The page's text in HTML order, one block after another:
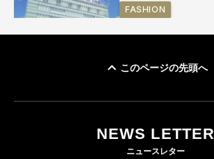
FASHION
このページの先頭へ
NEWS LETTER
ニュースレター